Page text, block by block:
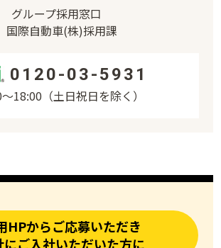
グループ採用窓口
国際自動車(株)採用課
0120-03-5931
18:00（土日祝日を除く）
HPからご応募いただき
にご入社いただいた方に